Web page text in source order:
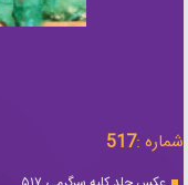
شماره :517